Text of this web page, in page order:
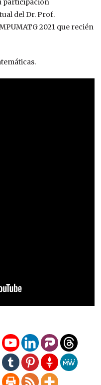
participación
del Dr. Prof.
2021 que recién